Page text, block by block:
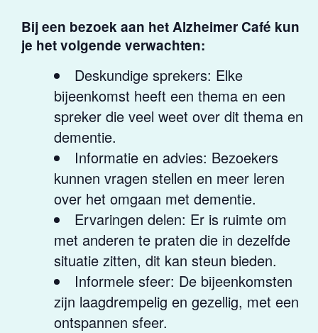
Bij een bezoek aan het Alzheimer Café kun
je het volgende verwachten:
Deskundige sprekers: Elke
bijeenkomst heeft een thema en een
spreker die veel weet over dit thema en
dementie.
Informatie en advies: Bezoekers
kunnen vragen stellen en meer leren
over het omgaan met dementie.
Ervaringen delen: Er is ruimte om
met anderen te praten die in dezelfde
situatie zitten, dit kan steun bieden.
Informele sfeer: De bijeenkomsten
zijn laagdrempelig en gezellig, met een
ontspannen sfeer.